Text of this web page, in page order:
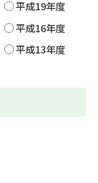
平成19年度
平成16年度
平成13年度